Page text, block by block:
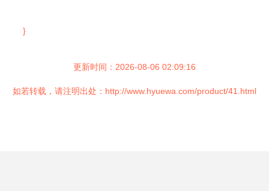
}
更新时间：2026-08-06 02:09:16
如若转载，请注明出处：http://www.hyuewa.com/product/41.html